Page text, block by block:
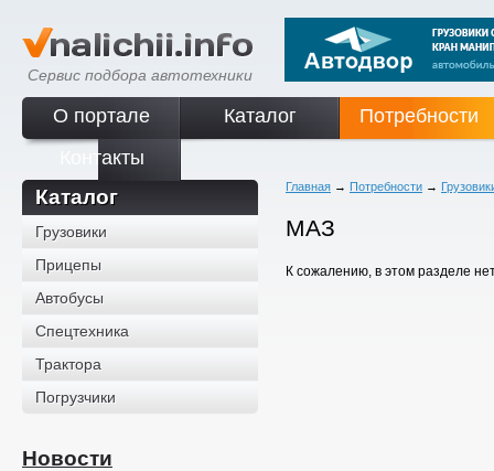
Сервис подбора автотехники
О портале Каталог
Потребности
Контакты
Каталог
Грузовики
Прицепы
Автобусы
Спецтехника
Трактора
Погрузчики
Новости
Главная → Потребности →
МАЗ
К сожалению, в этом разделе